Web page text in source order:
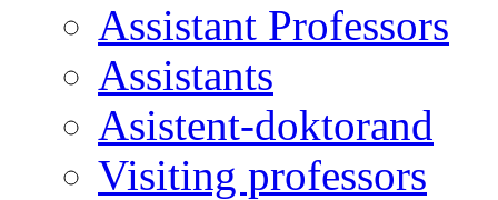
Assistant Professors
Assistants
Asistent-doktorand
Visiting professors